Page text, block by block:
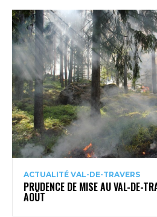
ACTUALITÉ VAL-DE-TRAVERS
PRUDENCE DE MISE AU VAL-DE-
AOÛT